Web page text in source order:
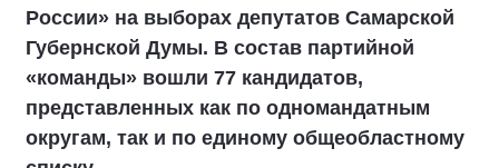
России» на выборах депутатов Самарской
Губернской Думы. В состав партийной
«команды» вошли 77 кандидатов,
представленных как по одномандатным
округам, так и по единому общеобластному